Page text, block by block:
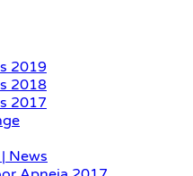
2019
2018
2017
News